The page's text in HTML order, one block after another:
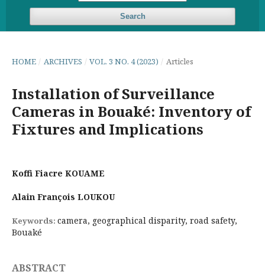
Search
HOME / ARCHIVES / VOL. 3 NO. 4 (2023) / Articles
Installation of Surveillance
Cameras in Bouaké: Inventory of
Fixtures and Implications
Koffi Fiacre KOUAME
Alain François LOUKOU
Keywords: camera, geographical disparity, road safety,
Bouaké
ABSTRACT